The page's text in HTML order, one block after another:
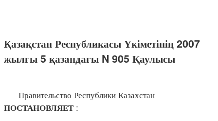
Қазақстан Республикасы Үкіметінің 2007
жылғы 5 қазандағы N 905 Қаулысы
Правительство Республики Казахстан
ПОСТАНОВЛЯЕТ :